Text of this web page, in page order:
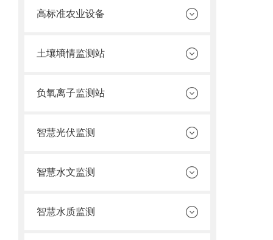
高标准农业设备
土壤墒情监测站
负氧离子监测站
智慧光伏监测
智慧水文监测
智慧水质监测